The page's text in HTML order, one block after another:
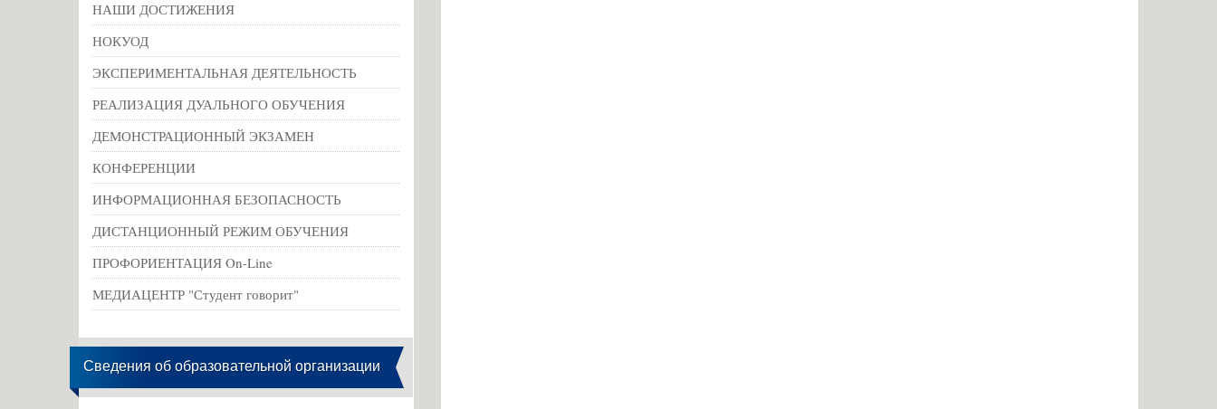
НАШИ ДОСТИЖЕНИЯ
НОКУОД
ЭКСПЕРИМЕНТАЛЬНАЯ ДЕЯТЕЛЬНОСТЬ
РЕАЛИЗАЦИЯ ДУАЛЬНОГО ОБУЧЕНИЯ
ДЕМОНСТРАЦИОННЫЙ ЭКЗАМЕН
КОНФЕРЕНЦИИ
ИНФОРМАЦИОННАЯ БЕЗОПАСНОСТЬ
ДИСТАНЦИОННЫЙ РЕЖИМ ОБУЧЕНИЯ
ПРОФОРИЕНТАЦИЯ On-Line
МЕДИАЦЕНТР "Студент говорит"
Сведения об образовательной организации